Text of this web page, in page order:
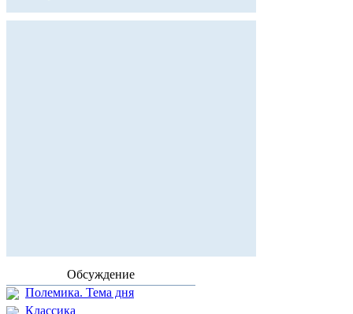
Обсуждение
Полемика. Тема дня
Классика